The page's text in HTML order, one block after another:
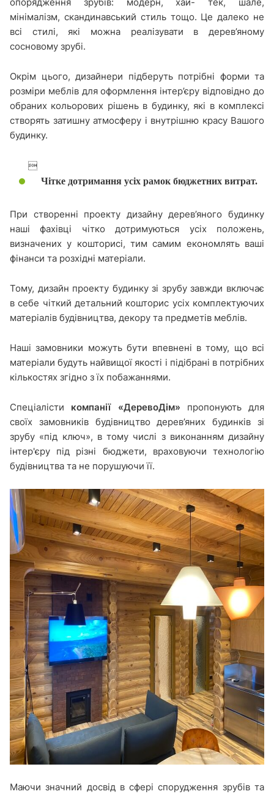
мінімалізм, скандинавський стиль тощо. Це далеко не
всі стилі, які можна реалізувати в дерев’яному
сосновому зрубі.
Окрім цього, дизайнери підберуть потрібні форми та
розміри меблів для оформлення інтер’єру відповідно до
обраних кольорових рішень в будинку, які в комплексі
створять затишну атмосферу і внутрішню красу Вашого
будинку.

Чітке дотримання усіх рамок бюджетних витрат.
При створенні проекту дизайну дерев’яного будинку
наші фахівці чітко дотримуються усіх положень,
визначених у кошторисі, тим самим економлять ваші
фінанси та розхідні матеріали.
Тому, дизайн проекту будинку зі зрубу завжди включає
в себе чіткий детальний кошторис усіх комплектуючих
матеріалів будівництва, декору та предметів меблів.
Наші замовники можуть бути впевнені в тому, що всі
матеріали будуть найвищої якості і підібрані в потрібних
кількостях згідно з їх побажаннями.
Спеціалісти компанії «ДеревоДім» пропонують для
своїх замовників будівництво дерев’яних будинків зі
зрубу «під ключ», в тому числі з виконанням дизайну
інтер'єру під різні бюджети, враховуючи технологію
будівництва та не порушуючи її.
Маючи значний досвід в сфері спорудження зрубів та